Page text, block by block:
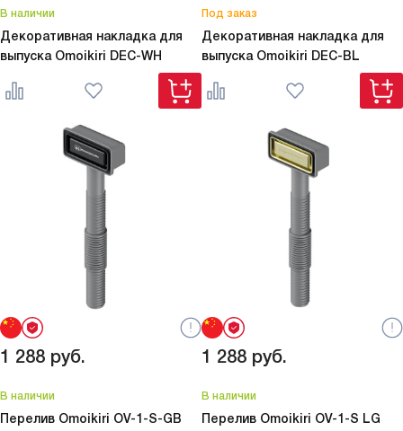
В наличии
Декоративная накладка для
выпуска Omoikiri DEC-WH
Под заказ
Декоративная накладка для
выпуска Omoikiri DEC-BL
1 288 руб.
В наличии
Перелив Omoikiri OV-1-S-GB
1 288 руб.
В наличии
Перелив Omoikiri OV-1-S LG